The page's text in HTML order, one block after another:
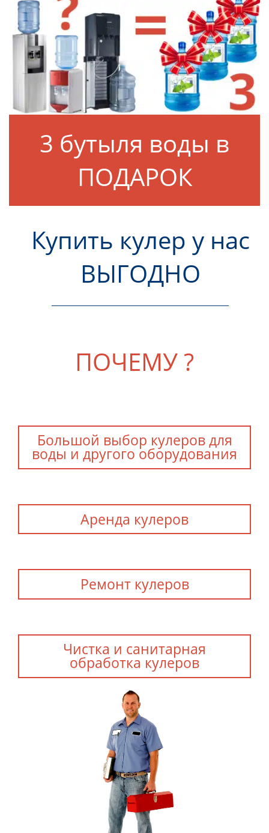
3 бутыля воды в
ПОДАРОК
Купить кулер у нас
ВЫГОДНО
ПОЧЕМУ ?
Большой выбор кулеров для
воды и другого оборудования
Аренда кулеров
Ремонт кулеров
Чистка и санитарная
обработка кулеров